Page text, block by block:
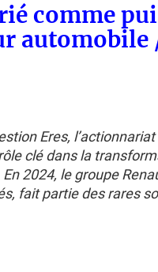
comme
automobile
Eres,
clé dans la
2024, le groupe
fait partie des rares